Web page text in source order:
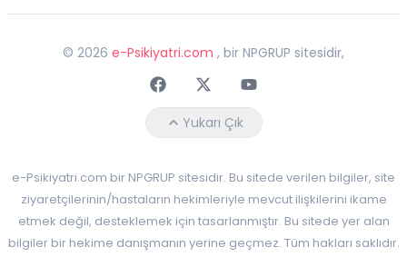
© 2026 e-Psikiyatri.com , bir NPGRUP sitesidir,
FaceebokTwitterYoutube
Yukarı Çık
e-Psikiyatri.com bir NPGRUP sitesidir. Bu sitede verilen bilgiler, site
ziyaretçilerinin/hastaların hekimleriyle mevcut ilişkilerini ikame
etmek değil, desteklemek için tasarlanmıştır. Bu sitede yer alan
bilgiler bir hekime danışmanın yerine geçmez. Tüm hakları saklıdır.